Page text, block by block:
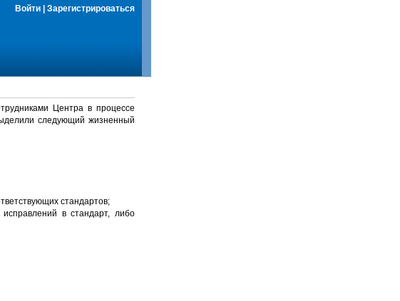
Войти Зарегистрироваться
Центра в процессе
следующий жизненный
стандартов;
в стандарт, либо